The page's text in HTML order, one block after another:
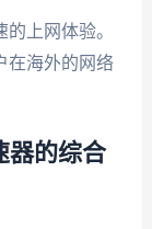
上网体验。
在海外的网络
器的综合